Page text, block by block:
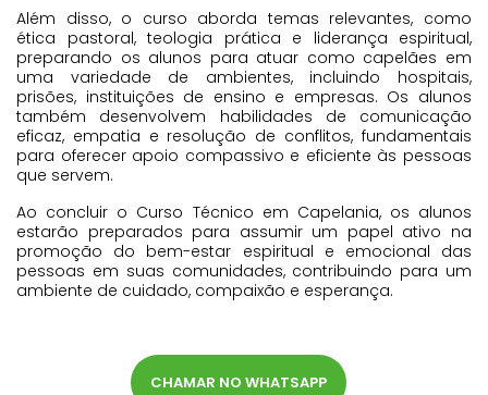
Além disso, o curso aborda temas relevantes, como
ética pastoral, teologia prática e liderança espiritual,
preparando os alunos para atuar como capelães em
uma variedade de ambientes, incluindo hospitais,
prisões, instituições de ensino e empresas. Os alunos
também desenvolvem habilidades de comunicação
eficaz, empatia e resolução de conflitos, fundamentais
para oferecer apoio compassivo e eficiente às pessoas
que servem.
Ao concluir o Curso Técnico em Capelania, os alunos
estarão preparados para assumir um papel ativo na
promoção do bem-estar espiritual e emocional das
pessoas em suas comunidades, contribuindo para um
ambiente de cuidado, compaixão e esperança.
CHAMAR NO WHATSAPP